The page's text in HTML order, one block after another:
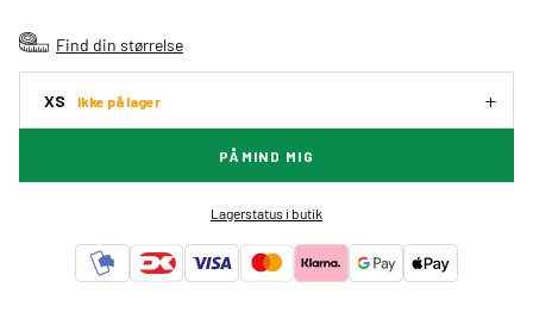
Find din størrelse
XS Ikke på lager
PÅMIND MIG
Lagerstatus i butik